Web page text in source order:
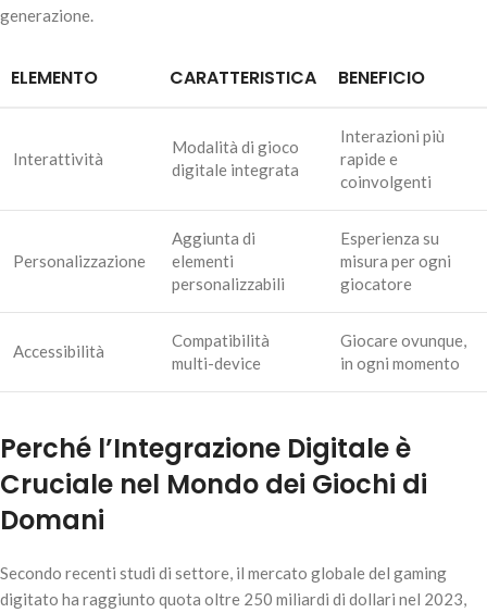
generazione.
ELEMENTO CARATTERISTICA BENEFICIO
Interattività
Modalità di gioco
digitale integrata
Interazioni più
rapide e
coinvolgenti
Personalizzazione
Aggiunta di
elementi
personalizzabili
Esperienza su
misura per ogni
giocatore
Accessibilità
Compatibilità
multi-device
Giocare ovunque,
in ogni momento
Perché l’Integrazione Digitale è
Cruciale nel Mondo dei Giochi di
Domani
Secondo recenti studi di settore, il mercato globale del gaming
digitato ha raggiunto quota oltre 250 miliardi di dollari nel 2023,